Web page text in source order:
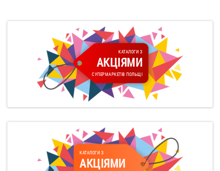
КАТАЛОГИ З
АКЦІЯМИ
СУПЕРМАРКЕТІВ ПОЛЬЩІ
КАТАЛОГИ З
АКЦІЯМИ